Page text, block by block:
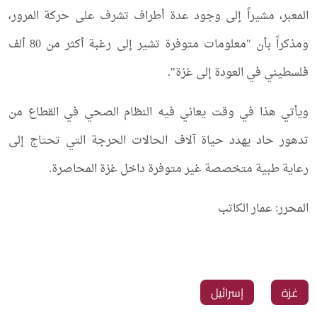
المعبر، مشيراً إلى وجود عدة أطراف تشرف على حركة المرور،
ومذكراً بأن "معلومات متوفرة تشير إلى رغبة أكثر من 80 ألف
فلسطيني في العودة إلى غزة".
ويأتي هذا في وقت يعاني فيه النظام الصحي في القطاع من
تدهور حاد يهدد حياة آلاف الحالات الحرجة التي تحتاج إلى
رعاية طبية متخصصة غير متوفرة داخل غزة المحاصرة.
المحرر: عمار الكاتب
غزة ‏إسرائيل